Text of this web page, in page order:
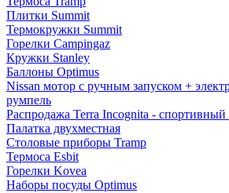
Плитки Summit
Термокружки Summit
Горелки Campingaz
Кружки Stanley
Баллоны Optimus
Nissan мотор с ручным запуском +
румпель
Распродажа Terra Incognita - спортивный
Палатка двухместная
Столовые приборы Tramp
Термоса Esbit
Горелки Kovea
Наборы посуды Optimus